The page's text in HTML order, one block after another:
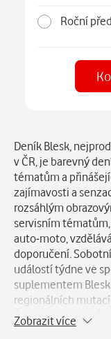
Roční
Popis
Deník Blesk,
v ČR, je barevný
tématům a
zajímavosti a
rozsáhlým
servisním tématům,
auto-moto,
doporučení.
událostí týdne ve
suplementem
regionálních
Čechy, východní
a okolí, jižní Morava
Zobrazit více